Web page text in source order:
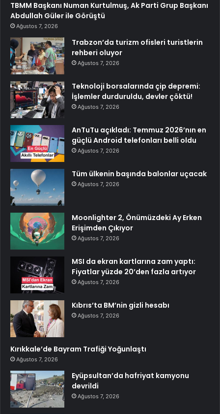
TBMM Başkanı Numan Kurtulmuş, Ak Parti Grup Başkanı
Abdullah Güler ile Görüştü
Ağustos 7, 2026
Trabzon’da turizm ofisleri turistlerin
rehberi oluyor
Ağustos 7, 2026
Teknoloji borsalarında çip depremi:
İşlemler durduruldu, devler çöktü!
Ağustos 7, 2026
AnTuTu açıkladı: Temmuz 2026’nın en
güçlü Android telefonları belli oldu
Ağustos 7, 2026
Tüm ülkenin başında balonlar uçacak
Ağustos 7, 2026
Moonlighter 2, Önümüzdeki Ay Erken
Erişimden Çıkıyor
Ağustos 7, 2026
MSI da ekran kartlarına zam yaptı:
Fiyatlar yüzde 20’den fazla artıyor
Ağustos 7, 2026
Kıbrıs’ta BM’nin gizli hesabı
Ağustos 7, 2026
Kırıkkale’de Bayram Trafiği Yoğunlaştı
Ağustos 7, 2026
Eyüpsultan’da hafriyat kamyonu
devrildi
Ağustos 7, 2026